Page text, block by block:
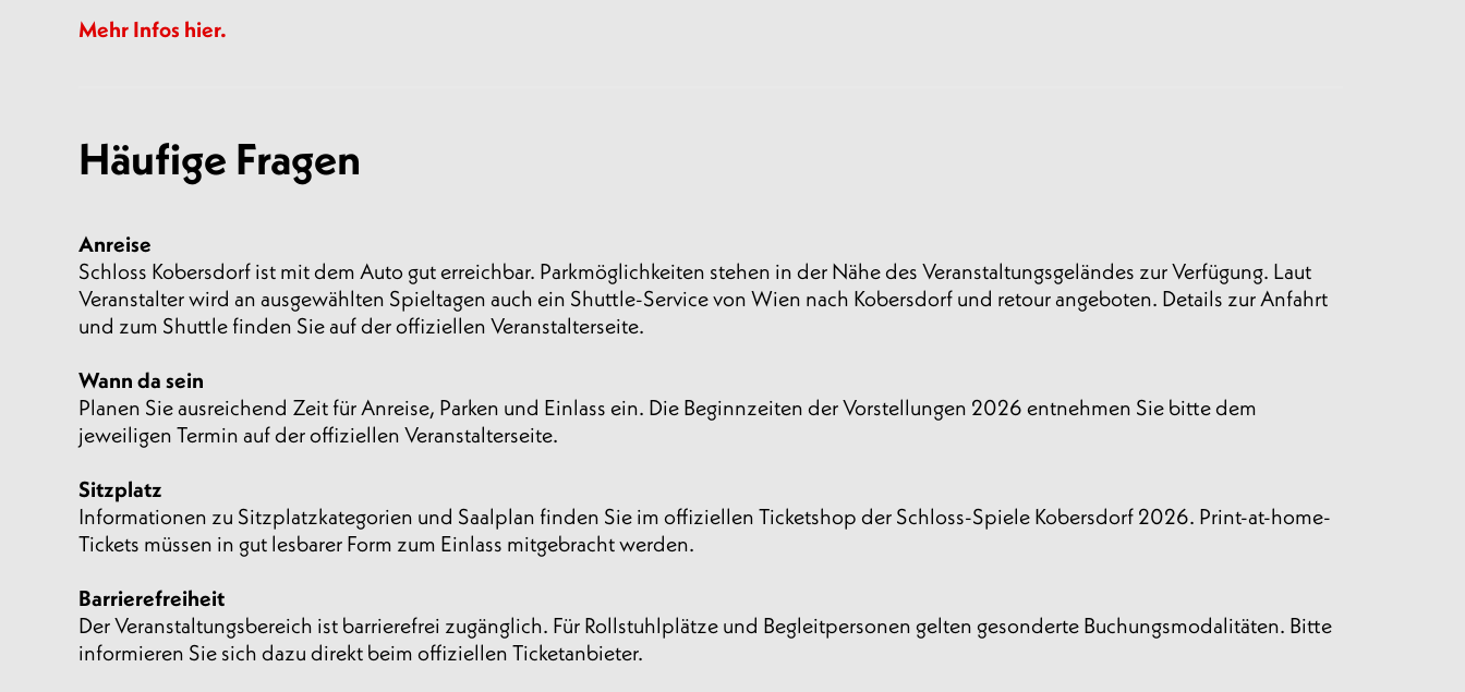
Mehr Infos hier.
Häufige Fragen
Anreise
Schloss Kobersdorf ist mit dem Auto gut erreichbar. Parkmöglichkeiten stehen in der Nähe des Veranstaltungsgeländes zur Verfügung. Laut
Veranstalter wird an ausgewählten Spieltagen auch ein Shuttle-Service von Wien nach Kobersdorf und retour angeboten. Details zur Anfahrt
und zum Shuttle finden Sie auf der offiziellen Veranstalterseite.
Wann da sein
Planen Sie ausreichend Zeit für Anreise, Parken und Einlass ein. Die Beginnzeiten der Vorstellungen 2026 entnehmen Sie bitte dem
jeweiligen Termin auf der offiziellen Veranstalterseite.
Sitzplatz
Informationen zu Sitzplatzkategorien und Saalplan finden Sie im offiziellen Ticketshop der Schloss-Spiele Kobersdorf 2026. Print-at-home-
Tickets müssen in gut lesbarer Form zum Einlass mitgebracht werden.
Barrierefreiheit
Der Veranstaltungsbereich ist barrierefrei zugänglich. Für Rollstuhlplätze und Begleitpersonen gelten gesonderte Buchungsmodalitäten. Bitte
informieren Sie sich dazu direkt beim offiziellen Ticketanbieter.